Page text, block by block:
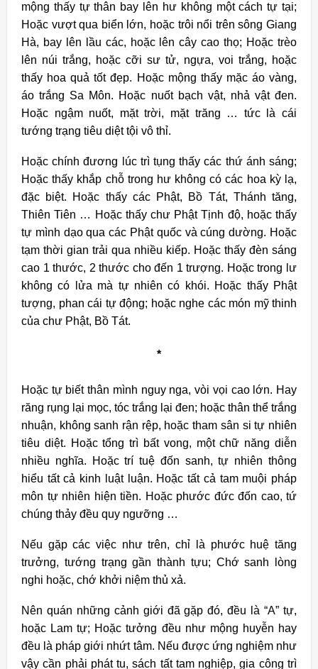
mộng thấy tự thân bay lên hư không một cách tự tại;
Hoặc vượt qua biển lớn, hoặc trôi nổi trên sông Giang
Hà, bay lên lầu các, hoặc lên cây cao thọ; Hoặc trèo
lên núi trắng, hoặc cỡi sư tử, ngựa, voi trắng, hoặc
thấy hoa quả tốt đẹp. Hoặc mộng thấy mặc áo vàng,
áo trắng Sa Môn. Hoặc nuốt bạch vật, nhả vật đen.
Hoặc ngậm nuốt, mặt trời, mặt trăng … tức là cái
tướng trạng tiêu diệt tội vô thỉ.
Hoặc chính đương lúc trì tụng thấy các thứ ánh sáng;
Hoặc thấy khắp chỗ trong hư không có các hoa kỳ lạ,
đặc biệt. Hoặc thấy các Phật, Bồ Tát, Thánh tăng,
Thiên Tiên … Hoặc thấy chư Phật Tịnh độ, hoặc thấy
tự mình dạo qua các Phật quốc và cúng dường. Hoặc
tạm thời gian trải qua nhiều kiếp. Hoặc thấy đèn sáng
cao 1 thước, 2 thước cho đến 1 trượng. Hoặc trong lư
không có lửa mà tự nhiên có khói. Hoặc thấy Phật
tượng, phan cái tự động; hoặc nghe các món mỹ thinh
của chư Phật, Bồ Tát.
*
Hoặc tự biết thân mình nguy nga, vòi vọi cao lớn. Hay
răng rụng lại mọc, tóc trắng lại đen; hoặc thân thể trắng
nhuận, không sanh rận rệp, hoặc tham sân si tự nhiên
tiêu diệt. Hoặc tổng trì bất vong, một chữ năng diễn
nhiều nghĩa. Hoặc trí tuệ đốn sanh, tự nhiên thông
hiểu tất cả kinh luật luận. Hoặc tất cả tam muội pháp
môn tự nhiên hiện tiền. Hoặc phước đức đốn cao, tứ
chúng thảy đều quy ngưỡng …
Nếu gặp các việc như trên, chỉ là phước huệ tăng
trưởng, tướng trạng gần thành tựu; Chớ sanh lòng
nghi hoặc, chớ khởi niệm thủ xả.
Nên quán những cảnh giới đã gặp đó, đều là “A” tự,
hoặc Lam tự; Hoặc tưởng đều như mộng huyễn hay
đều là pháp giới nhứt tâm. Nếu được ứng nghiệm như
vậy cần phải phát tu, sách tất tam nghiệp, gia công trì